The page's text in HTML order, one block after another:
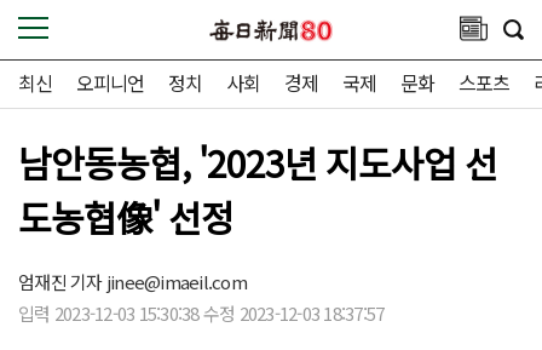
최신 오피니언 정치 사회 경제 국제 문화 스포츠
남안동농협, '2023년 지도사업 선
도농협像' 선정
엄재진 기자jinee@imaeil.com
입력 2023-12-03 15:30:38 수정 2023-12-03 18:37:57